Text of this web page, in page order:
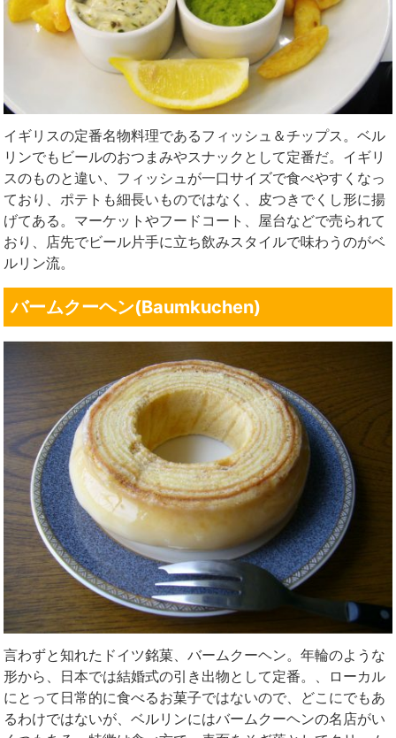
イギリスの定番名物料理であるフィッシュ＆チップス。ベル
リンでもビールのおつまみやスナックとして定番だ。イギリ
スのものと違い、フィッシュが一口サイズで食べやすくなっ
ており、ポテトも細長いものではなく、皮つきでくし形に揚
げてある。マーケットやフードコート、屋台などで売られて
おり、店先でビール片手に立ち飲みスタイルで味わうのがベ
ルリン流。
バームクーヘン(Baumkuchen)
言わずと知れたドイツ銘菓、バームクーヘン。年輪のような
形から、日本では結婚式の引き出物として定番。、ローカル
にとって日常的に食べるお菓子ではないので、どこにでもあ
るわけではないが、ベルリンにはバームクーヘンの名店がい